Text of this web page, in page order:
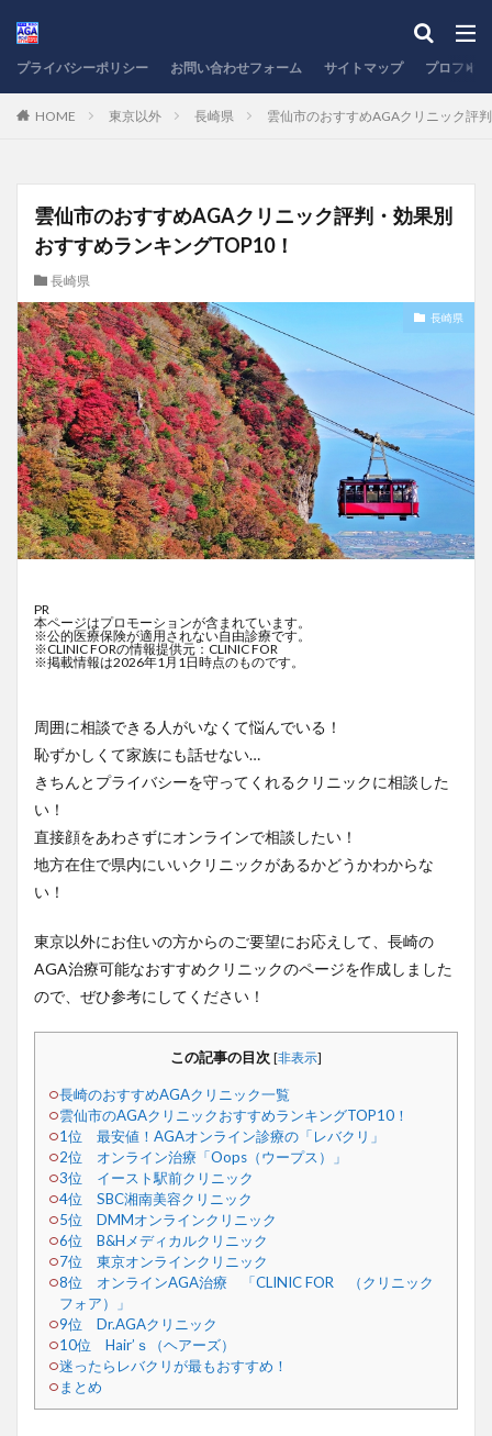
プライバシーポリシー お問い合わせフォーム サイトマップ プロフィ
HOME 東京以外 長崎県 雲仙市のおすすめAGAクリニック評
雲仙市のおすすめAGAクリニック評判・効果別
おすすめランキングTOP10！
長崎県
長崎県
PR
本ページはプロモーションが含まれています。
※公的医療保険が適用されない自由診療です。
※CLINIC FORの情報提供元：CLINIC FOR
※掲載情報は2026年1月1日時点のものです。
周囲に相談できる人がいなくて悩んでいる！
恥ずかしくて家族にも話せない…
きちんとプライバシーを守ってくれるクリニックに相談した
い！
直接顔をあわさずにオンラインで相談したい！
地方在住で県内にいいクリニックがあるかどうかわからな
い！
東京以外にお住いの方からのご要望にお応えして、長崎の
AGA治療可能なおすすめクリニックのページを作成しました
ので、ぜひ参考にしてください！
この記事の目次 [非表示]
長崎のおすすめAGAクリニック一覧
雲仙市のAGAクリニックおすすめランキングTOP10！
1位 最安値！AGAオンライン診療の「レバクリ」
2位 オンライン治療「Oops（ウープス）」
3位 イースト駅前クリニック
4位 SBC湘南美容クリニック
5位 DMMオンラインクリニック
6位 B&Hメディカルクリニック
7位 東京オンラインクリニック
8位 オンラインAGA治療 「CLINIC FOR （クリニック
フォア）」
9位 Dr.AGAクリニック
10位 Hair’ｓ（ヘアーズ）
迷ったらレバクリが最もおすすめ！
まとめ